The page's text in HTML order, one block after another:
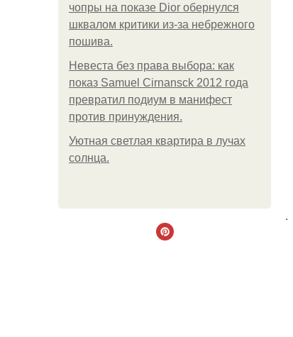
чопры на показе Dior обернулся
шквалом критики из-за небрежного
пошива.
Невеста без права выбора: как
показ Samuel Cirnansck 2012 года
превратил подиум в манифест
против принуждения.
Уютная светлая квартира в лучах
солнца.
.